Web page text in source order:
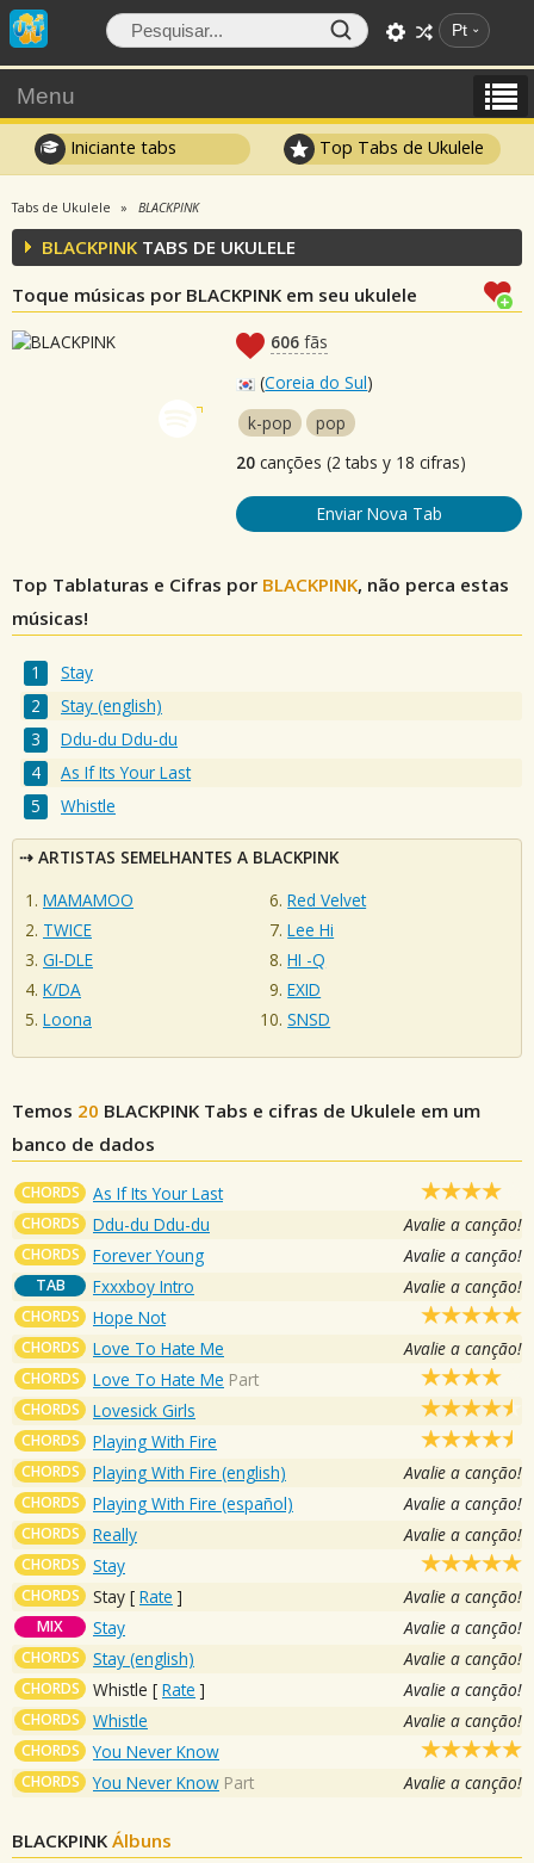
Pt
Menu
Iniciante tabs Top Tabs de Ukulele
Tabs de Ukulele BLACKPINK
BLACKPINK TABS DE UKULELE
Toque músicas por BLACKPINK em seu ukulele
606 fãs
(Coreia do Sul)
k-pop
pop
20 canções (2 tabs y 18 cifras)
Enviar Nova Tab
Top Tablaturas e Cifras por BLACKPINK, não perca estas
músicas!
Stay
Stay (english)
Ddu-du Ddu-du
As If Its Your Last
Whistle
ARTISTAS SEMELHANTES A BLACKPINK
MAMAMOO
TWICE
GI‐DLE
K/DA
Loona
Red Velvet
Lee Hi
HI -Q
EXID
SNSD
Temos 20 BLACKPINK Tabs e cifras de Ukulele em um
banco de dados
CHORDS As If Its Your Last
CHORDS Ddu-du Ddu-du Avalie a canção!
CHORDS Forever Young Avalie a canção!
TAB Fxxxboy Intro Avalie a canção!
CHORDS Hope Not
CHORDS Love To Hate Me Avalie a canção!
CHORDS Love To Hate Me Part
CHORDS Lovesick Girls
CHORDS Playing With Fire
CHORDS Playing With Fire (english) Avalie a canção!
CHORDS Playing With Fire (español) Avalie a canção!
CHORDS Really Avalie a canção!
CHORDS Stay
CHORDS Stay [ Rate ] Avalie a canção!
MIX Stay Avalie a canção!
CHORDS Stay (english) Avalie a canção!
CHORDS Whistle [ Rate ] Avalie a canção!
CHORDS Whistle Avalie a canção!
CHORDS You Never Know
CHORDS You Never Know Part Avalie a canção!
BLACKPINK Álbuns